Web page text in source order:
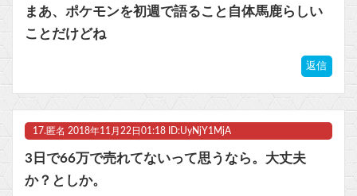
まあ、ポケモンを初週で語ること自体馬鹿らしい
ことだけどね
返信
17. 匿名 2018年11月22日01:18 ID:UyNjY1MjA
3日で66万で売れてないって思うなら。大丈夫
か？としか。